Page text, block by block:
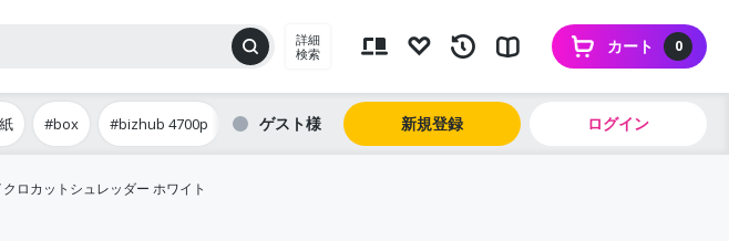
詳細
検索
0
カート
#box #bizhub 4700p ゲスト 新規登録 ログイン
クロカットシュレッダー ホワイト